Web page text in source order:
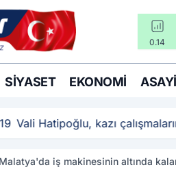
0.14
SIYASET EKONOMI
Vali Hatipoğlu, kazı
Malatya'da iş makinesinin altında